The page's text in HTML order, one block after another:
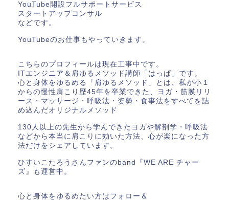
YouTube開設フルサポートサービス
スタートアップコンサル
などです。
YouTubeのお仕事もやっていきます。
こちらのプロフィールは現在工事中です。
ITエンジニア＆肩ゆるメソッド講師「はっぱ」です。
心と身体をゆるめる「肩ゆるメソッド」とは、私が小１
からの慢性肩こり歴45年を卒業できた、ヨガ・筋膜リリ
ース・マッサージ・呼吸法・姿勢・食事法をすべてを詰
め込んだオリジナルメソッド
130人以上の先生から学んできたヨガや解剖学・呼吸法
などから本当に肩こりに効いた方法、心が楽になった方
法だけをシェアしています。
ひすいこたろうさんファンのband『WE ARE チャー
ズ』も運営中。
心と身体をゆるめたい方はフォロー＆